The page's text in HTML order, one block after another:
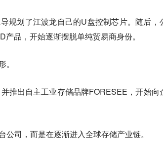
规划了江波龙自己的U盘控制芯片。随后，
品，开始逐渐摆脱单纯贸易商身份。
推出自主工业存储品牌FORESEE，开始向
司，而是在逐渐进入全球存储产业链。